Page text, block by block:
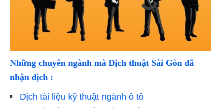
Những chuyên ngành mà Dịch thuật Sài Gòn đã
nhận dịch :
Dịch tài liệu kỹ thuật ngành ô tô